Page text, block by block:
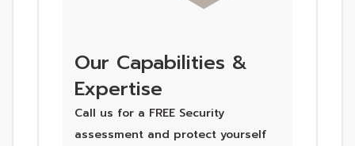
Our Capabilities &
Expertise
Call us for a FREE Security
assessment and protect yourself